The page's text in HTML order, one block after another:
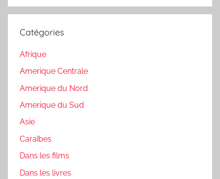
:
Catégories
Afrique
Amerique Centrale
Amerique du Nord
Amerique du Sud
Asie
Caraïbes
Dans les films
Dans les livres